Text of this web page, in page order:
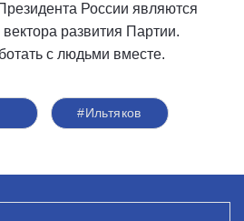
России являются
развития Партии.
с людьми вместе.
#Ильтяков